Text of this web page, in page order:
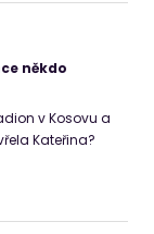
někdo
v Kosovu a
Kateřina?